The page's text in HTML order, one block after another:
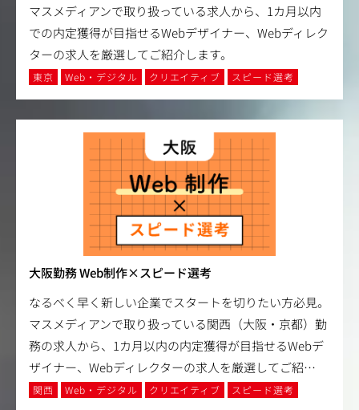
マスメディアンで取り扱っている求人から、1カ月以内
での内定獲得が目指せるWebデザイナー、Webディレク
ターの求人を厳選してご紹介します。
東京 Web・デジタル クリエイティブ スピード選考
大阪勤務 Web制作×スピード選考
なるべく早く新しい企業でスタートを切りたい方必見。
マスメディアンで取り扱っている関西（大阪・京都）勤
務の求人から、1カ月以内の内定獲得が目指せるWebデ
ザイナー、Webディレクターの求人を厳選してご紹…
関西 Web・デジタル クリエイティブ スピード選考